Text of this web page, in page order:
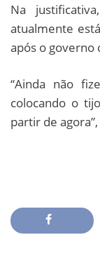
Na
atualmente
após o governo
“Ainda não
colocando o
partir de